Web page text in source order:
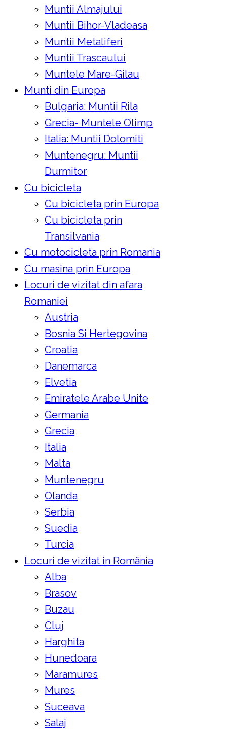
Muntii Almajului
Muntii Bihor-Vladeasa
Muntii Metaliferi
Muntii Trascaului
Muntele Mare-Gilau
Munti din Europa
Bulgaria: Muntii Rila
Grecia- Muntele Olimp
Italia: Muntii Dolomiti
Muntenegru: Muntii
Durmitor
Cu bicicleta
Cu bicicleta prin Europa
Cu bicicleta prin
Transilvania
Cu motocicleta prin Romania
Cu masina prin Europa
Locuri de vizitat din afara
Romaniei
Austria
Bosnia Si Hertegovina
Croatia
Danemarca
Elvetia
Emiratele Arabe Unite
Germania
Grecia
Italia
Malta
Muntenegru
Olanda
Serbia
Suedia
Turcia
Locuri de vizitat in România
Alba
Brasov
Buzau
Cluj
Harghita
Hunedoara
Maramures
Mures
Suceava
Salaj